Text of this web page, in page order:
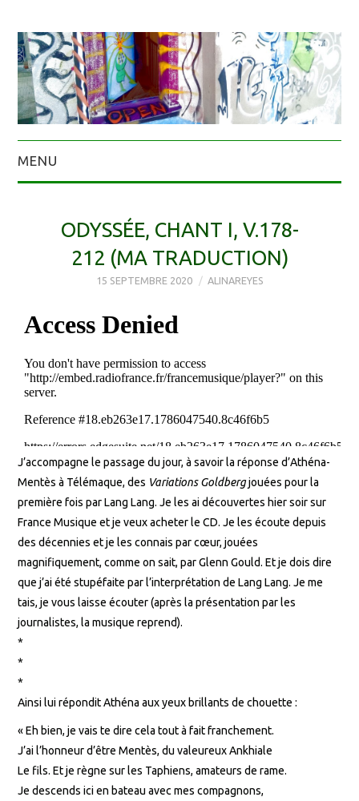
MENU
ODYSSÉE, CHANT I, V.178-
212 (MA TRADUCTION)
15 SEPTEMBRE 2020 ALINAREYES
J’accompagne le passage du jour, à savoir la réponse d’Athéna-
Mentès à Télémaque, des Variations Goldbergjouées pour la
première fois par Lang Lang. Je les ai découvertes hier soir sur
France Musique et je veux acheter le CD. Je les écoute depuis
des décennies et je les connais par cœur, jouées
magnifiquement, comme on sait, par Glenn Gould. Et je dois dire
que j’ai été stupéfaite par l’interprétation de Lang Lang. Je me
tais, je vous laisse écouter (après la présentation par les
journalistes, la musique reprend).
*
*
*
Ainsi lui répondit Athéna aux yeux brillants de chouette :
« Eh bien, je vais te dire cela tout à fait franchement.
J’ai l’honneur d’être Mentès, du valeureux Ankhiale
Le fils. Et je règne sur les Taphiens, amateurs de rame.
Je descends ici en bateau avec mes compagnons,